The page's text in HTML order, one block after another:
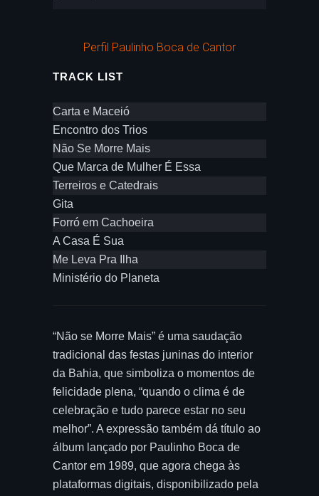
Perfil Paulinho Boca de Cantor
TRACK LIST
Carta e Maceió
Encontro dos Trios
Não Se Morre Mais
Que Marca de Mulher É Essa
Terreiros e Catedrais
Gita
Forró em Cachoeira
A Casa É Sua
Me Leva Pra Ilha
Ministério do Planeta
“Não se Morre Mais” é uma saudação
tradicional das festas juninas do interior
da Bahia, que simboliza o momentos de
felicidade plena, “quando o clima é de
celebração e tudo parece estar no seu
melhor”. A expressão também dá título ao
álbum lançado por Paulinho Boca de
Cantor em 1989, que agora chega às
plataformas digitais, disponibilizado pela